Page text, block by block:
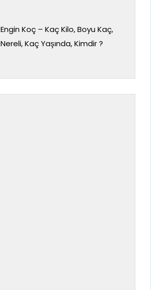
Engin Koç – Kaç Kilo, Boyu Kaç,
Nereli, Kaç Yaşında, Kimdir ?